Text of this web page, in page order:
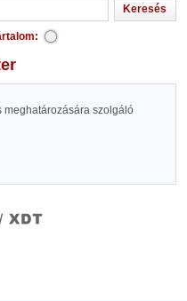
meghatározására szolgáló